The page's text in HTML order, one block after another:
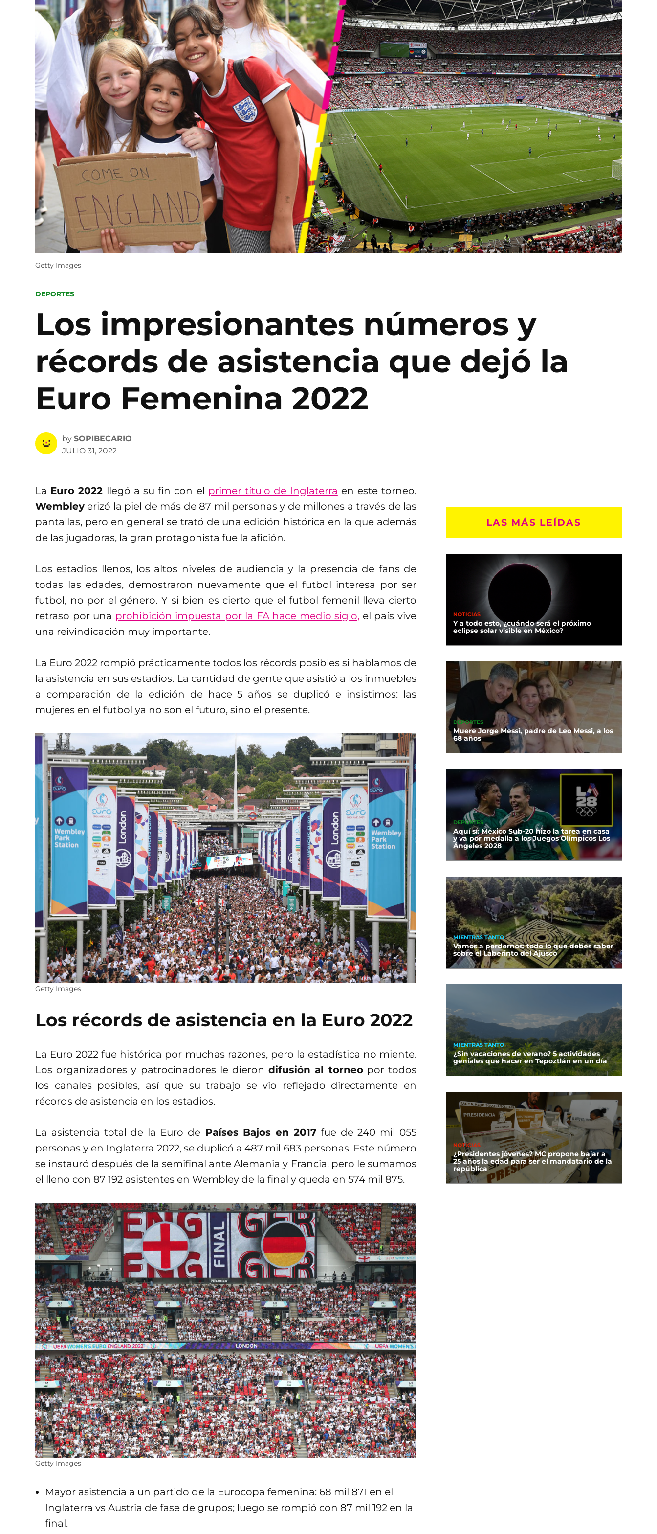
Getty Images
POSTED
DEPORTES
Los impresionantes números y
récords de asistencia que dejó la
Euro Femenina 2022
by SOPIBECARIO
JULIO 31, 2022
La Euro 2022 llegó a su fin con el primer título de Inglaterra en este torneo.
Wembley erizó la piel de más de 87 mil personas y de millones a través de las
pantallas, pero en general se trató de una edición histórica en la que además
de las jugadoras, la gran protagonista fue la afición.
Los estadios llenos, los altos niveles de audiencia y la presencia de fans de
todas las edades, demostraron nuevamente que el futbol interesa por ser
futbol, no por el género. Y si bien es cierto que el futbol femenil lleva cierto
retraso por una prohibición impuesta por la FA hace medio siglo, el país vive
una reivindicación muy importante.
La Euro 2022 rompió prácticamente todos los récords posibles si hablamos de
la asistencia en sus estadios. La cantidad de gente que asistió a los inmuebles
a comparación de la edición de hace 5 años se duplicó e insistimos: las
mujeres en el futbol ya no son el futuro, sino el presente.
Getty Images
Los récords de asistencia en la Euro 2022
La Euro 2022 fue histórica por muchas razones, pero la estadística no miente.
Los organizadores y patrocinadores le dierondifusión al torneopor todos
los canales posibles, así que su trabajo se vio reflejado directamente en
récords de asistencia en los estadios.
La asistencia total de la Euro dePaíses Bajos en 2017 fue de 240 mil 055
personas y en Inglaterra 2022, se duplicó a 487 mil 683 personas. Este número
se instauró después de la semifinal ante Alemania y Francia, pero le sumamos
el lleno con 87 192 asistentes en Wembley de la final y queda en 574 mil 875.
Getty Images
Mayor asistencia a un partido de la Eurocopa femenina: 68 mil 871 en el
Inglaterra vs Austria de fase de grupos; luego se rompió con 87 mil 192 en la
final.
LAS MÁS LEÍDAS
NOTICIAS
Y a todo esto, ¿cuándo será el próximo
eclipse solar visible en México?
DEPORTES
Muere Jorge Messi, padre de Leo Messi, a los
68 años
DEPORTES
Aquí sí: México Sub-20 hizo la tarea en casa
y va por medalla a los Juegos Olímpicos Los
Ángeles 2028
MIENTRAS TANTO
Vamos a perdernos: todo lo que debes saber
sobre el Laberinto del Ajusco
MIENTRAS TANTO
¿Sin vacaciones de verano? 5 actividades
geniales que hacer en Tepoztlán en un día
NOTICIAS
¿Presidentes jóvenes? MC propone bajar a
25 años la edad para ser el mandatario de la
república